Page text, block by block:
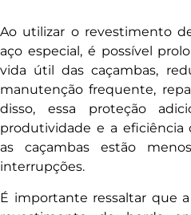
Ao utilizar o revestimento
aço especial, é possível
vida útil das caçambas,
manutenção frequente,
disso, essa proteção
produtividade e a eficiência
as caçambas estão
interrupções.
É importante ressaltar que